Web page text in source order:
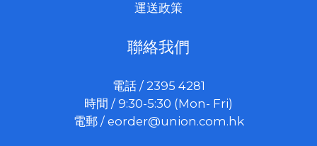
運送政策
聯絡我們
電話 / 2395 4281
時間 / 9:30-5:30 (Mon- Fri)
電郵 / eorder@union.com.hk